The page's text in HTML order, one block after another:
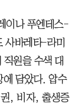
이나 푸엔테스-
사바레타-라미
원을 수색 대
에 담았다. 압수
, 비자, 출생증